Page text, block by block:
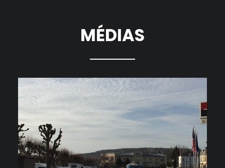
MÉDIAS